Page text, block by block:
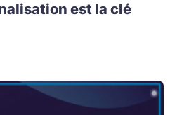
est la clé